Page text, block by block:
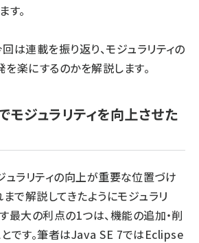
す。
は連載を振り返り、モジュラリティの
楽にするのかを解説します。
モジュラリティを向上させた
ュラリティの向上が重要な位置づけ
まで解説してきたようにモジュラリ
最大の利点の1つは、機能の追加・削
です。筆者はJava SE 7ではEclipse